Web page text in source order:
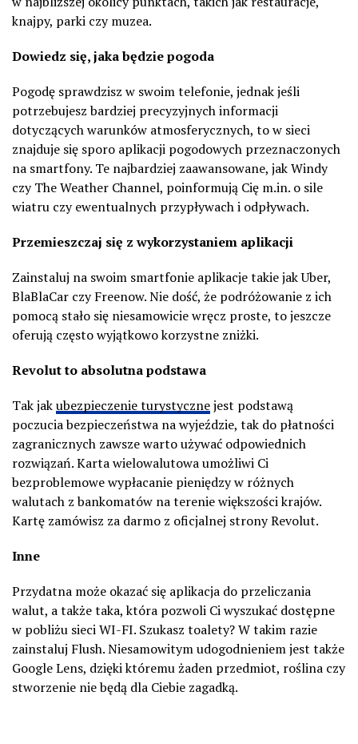
knajpy, parki czy muzea.
Dowiedz się, jaka będzie pogoda
Pogodę sprawdzisz w swoim telefonie, jednak jeśli
potrzebujesz bardziej precyzyjnych informacji
dotyczących warunków atmosferycznych, to w sieci
znajduje się sporo aplikacji pogodowych przeznaczonych
na smartfony. Te najbardziej zaawansowane, jak Windy
czy TheWeather Channel, poinformują Cię m.in. o sile
wiatru czy ewentualnych przypływach i odpływach.
Przemieszczaj się z wykorzystaniem aplikacji
Zainstaluj na swoim smartfonie aplikacje takie jak Uber,
BlaBlaCar czyFreenow. Nie dość, że podróżowanie z ich
pomocą stało się niesamowicie wręcz proste, to jeszcze
oferują często wyjątkowo korzystne zniżki.
Revolutto absolutna podstawa
Tak jakubezpieczenie turystycznejest podstawą
poczucia bezpieczeństwa na wyjeździe, tak do płatności
zagranicznych zawsze warto używać odpowiednich
rozwiązań. Karta wielowalutowa umożliwi Ci
bezproblemowe wypłacanie pieniędzy w różnych
walutach z bankomatów na terenie większości krajów.
Kartę zamówisz za darmo z oficjalnej stronyRevolut.
Inne
Przydatna może okazać się aplikacja do przeliczania
walut, a także taka, która pozwoli Ci wyszukać dostępne
w pobliżu sieci WI-FI. Szukasz toalety? W takim razie
zainstaluj Flush. Niesamowitym udogodnieniem jest także
GoogleLens, dzięki któremu żaden przedmiot, roślina czy
stworzenie nie będą dla Ciebie zagadką.